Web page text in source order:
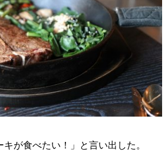
が食べたい！」と言い出した。